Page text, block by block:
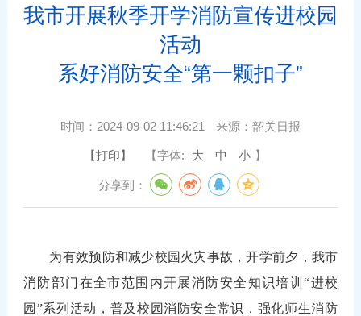
我市开展秋季开学消防宣传进校园
活动
系好消防安全“第一颗扣子”
时间： 2024-09-02 11:46:21 来源： 韶关日报
【打印】 【字体: 大 中 小 】
分享到：
为有效预防和减少校园火灾事故，开学前夕，我市
消防部门在全市范围内开展消防安全知识培训“进校
园”系列活动，普及校园消防安全常识，强化师生消防